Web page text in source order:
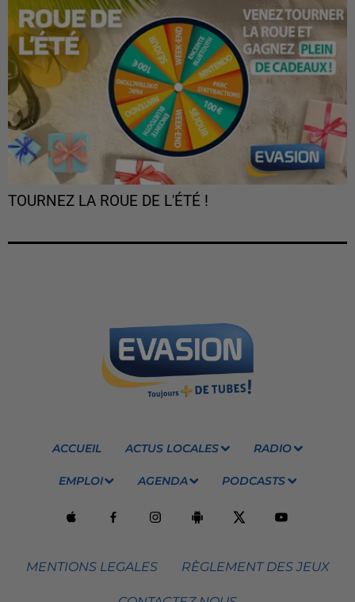
TOURNEZ LA ROUE DE L'ÉTÉ !
ACCUEIL ACTUS LOCALES RADIO
EMPLOI AGENDA PODCASTS
MENTIONS LEGALES RÈGLEMENT DES JEUX